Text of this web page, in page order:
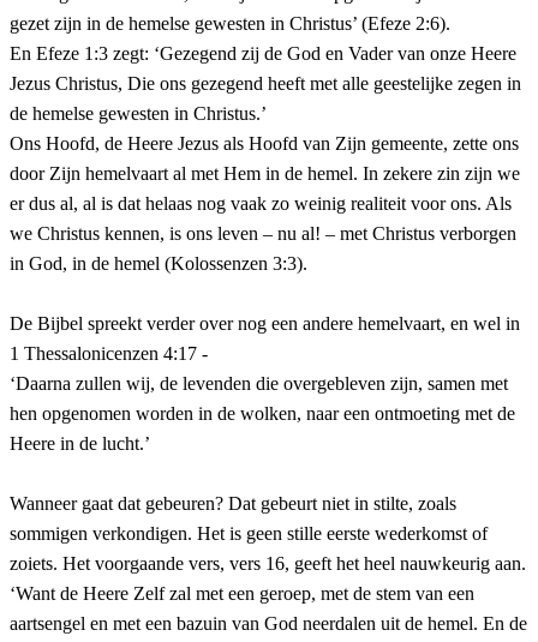
gezet zijn in de hemelse gewesten in Christus’ (Efeze 2:6).
En Efeze 1:3 zegt: ‘Gezegend zij de God en Vader van onze Heere
Jezus Christus, Die ons gezegend heeft met alle geestelijke zegen in
de hemelse gewesten in Christus.’
Ons Hoofd, de Heere Jezus als Hoofd van Zijn gemeente, zette ons
door Zijn hemelvaart al met Hem in de hemel. In zekere zin zijn we
er dus al, al is dat helaas nog vaak zo weinig realiteit voor ons. Als
we Christus kennen, is ons leven – nu al! – met Christus verborgen
in God, in de hemel (Kolossenzen 3:3).
De Bijbel spreekt verder over nog een andere hemelvaart, en wel in
1 Thessalonicenzen 4:17 -
‘Daarna zullen wij, de levenden die overgebleven zijn, samen met
hen opgenomen worden in de wolken, naar een ontmoeting met de
Heere in de lucht.’
Wanneer gaat dat gebeuren? Dat gebeurt niet in stilte, zoals
sommigen verkondigen. Het is geen stille eerste wederkomst of
zoiets. Het voorgaande vers, vers 16, geeft het heel nauwkeurig aan.
‘Want de Heere Zelf zal met een geroep, met de stem van een
aartsengel en met een bazuin van God neerdalen uit de hemel. En de